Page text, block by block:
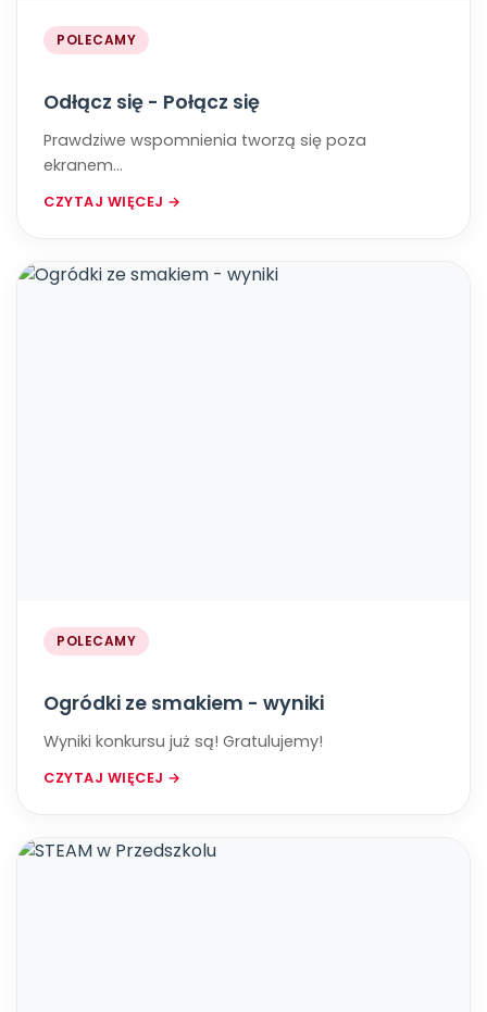
POLECAMY
Odłącz się - Połącz się
Prawdziwe wspomnienia tworzą się poza
ekranem...
CZYTAJ WIĘCEJ →
POLECAMY
Ogródki ze smakiem - wyniki
Wyniki konkursu już są! Gratulujemy!
CZYTAJ WIĘCEJ →